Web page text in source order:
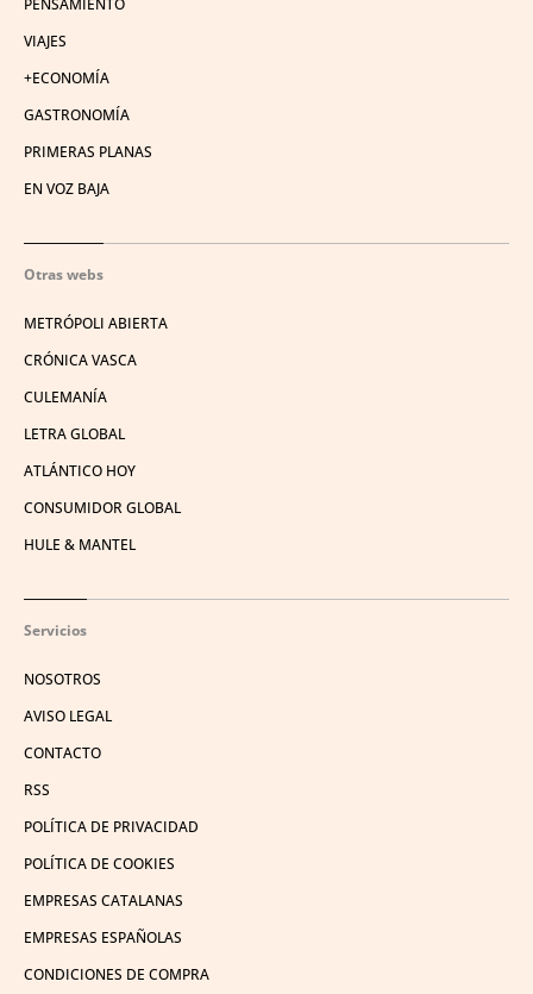
VIAJES
+ECONOMÍA
GASTRONOMÍA
PRIMERAS PLANAS
EN VOZ BAJA
Otras webs
METRÓPOLI ABIERTA
CRÓNICA VASCA
CULEMANÍA
LETRA GLOBAL
ATLÁNTICO HOY
CONSUMIDOR GLOBAL
HULE & MANTEL
Servicios
NOSOTROS
AVISO LEGAL
CONTACTO
RSS
POLÍTICA DE PRIVACIDAD
POLÍTICA DE COOKIES
EMPRESAS CATALANAS
EMPRESAS ESPAÑOLAS
CONDICIONES DE COMPRA